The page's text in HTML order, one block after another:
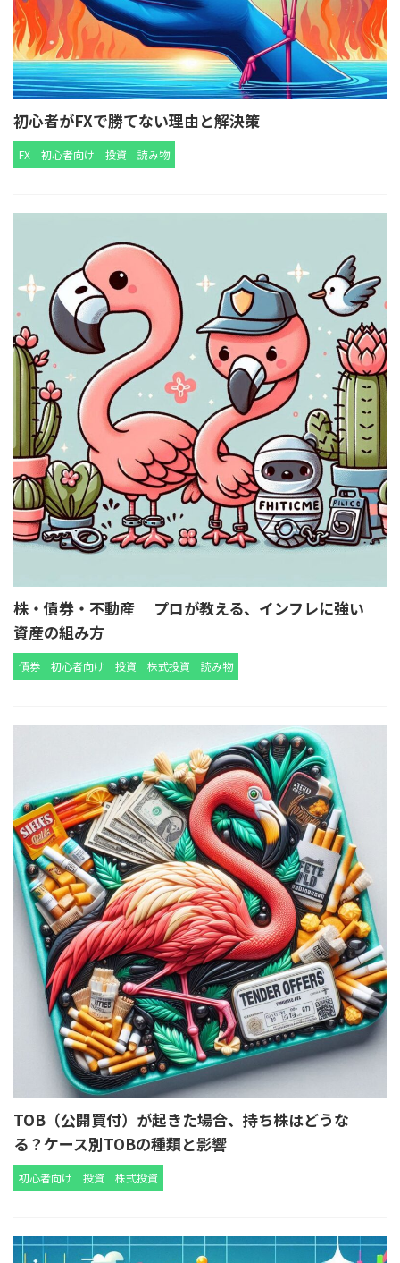
初心者がFXで勝てない理由と解決策
FX 初心者向け 投資 読み物
株・債券・不動産 プロが教える、インフレに強い
資産の組み方
債券 初心者向け 投資 株式投資 読み物
TOB（公開買付）が起きた場合、持ち株はどうな
る？ケース別TOBの種類と影響
初心者向け 投資 株式投資